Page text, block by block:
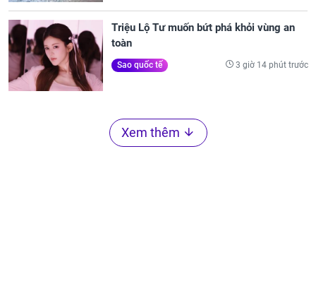
Triệu Lộ Tư muốn bứt phá khỏi vùng an
toàn
Sao quốc tế 3 giờ 14 phút trước
Xem thêm